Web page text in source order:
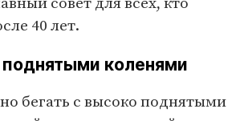
40 лет.
поднятыми коленями
бегать с высоко поднятыми